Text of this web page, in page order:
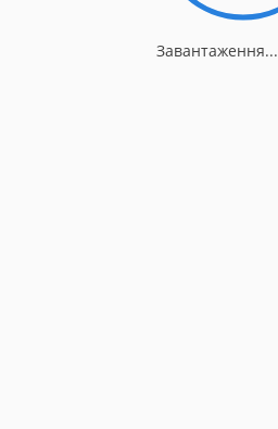
Завантаження...